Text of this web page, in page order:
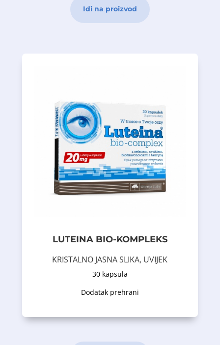
Idi na proizvod
LUTEINA BIO-KOMPLEKS
KRISTALNO JASNA SLIKA, UVIJEK
30 kapsula
Dodatak prehrani
bioaktivnih biljnih ekstrakata. Preparat je
protein koji se nalazi, između ostalog, u
oku). Formula sadrži selen, koji je sastojak
koji se bave zaštitom ćelija od
oksidativnog oštećenja, i cink , u obliku
koji se odlično resorbuje, aminokiselina
helat Albion ® (cink bisglicinat), što
doprinosi održavanju normalnog vida.